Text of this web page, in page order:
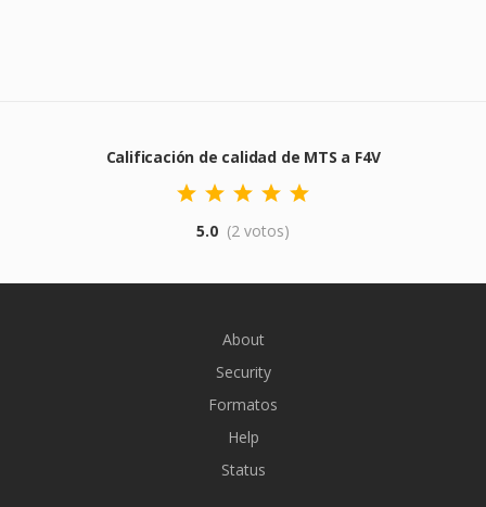
Calificación de calidad de MTS a F4V
5.0 (2 votos)
About
Security
Formatos
Help
Status